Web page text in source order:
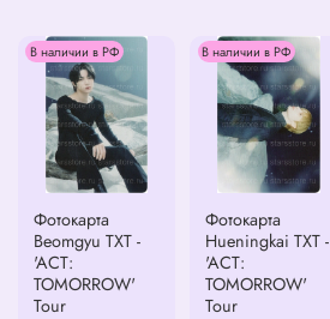
В наличии в РФ
Фотокарта
Beomgyu TXT -
'ACT:
TOMORROW'
Tour
В наличии в РФ
Фотокарта
Hueningkai TXT -
'ACT:
TOMORROW'
Tour